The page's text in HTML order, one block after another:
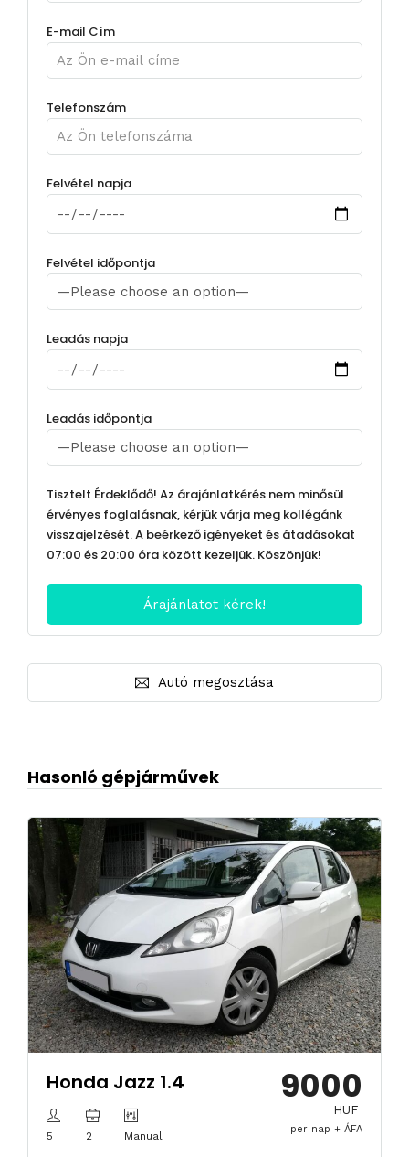
E-mail Cím
Telefonszám
Felvétel napja
Felvétel időpontja
Leadás napja
Leadás időpontja
Tisztelt Érdeklődő! Az árajánlatkérés nem minősül
érvényes foglalásnak, kérjük várja meg kollégánk
visszajelzését. A beérkező igényeket és átadásokat
07:00 és 20:00 óra között kezeljük. Köszönjük!
Autó megosztása
Hasonló gépjárművek
Honda Jazz 1.4
5 2 Manual
9000
HUF
per nap + ÁFA